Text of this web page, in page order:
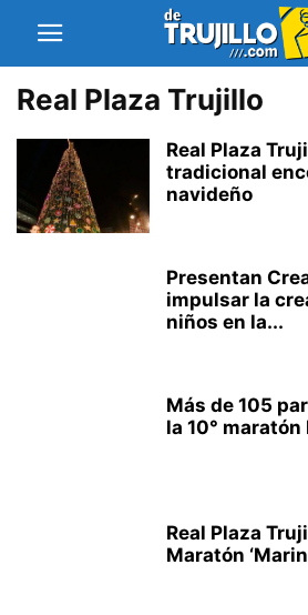
Real Plaza Trujillo
Real Plaza
tradicional
navideño
Presentan
impulsar la
niños en la...
Más de 105
la 10°
Real Plaza
Maratón